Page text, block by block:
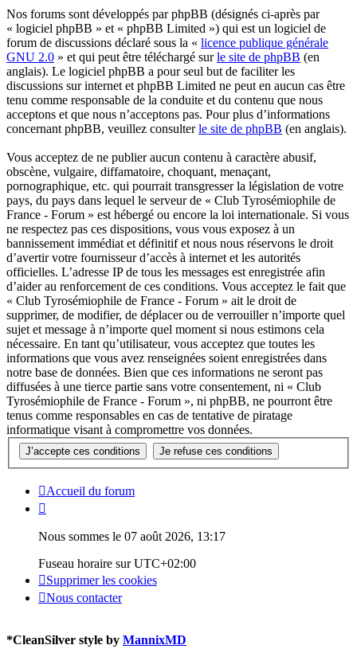
Nos forums sont développés par phpBB (désignés ci-après par
« logiciel phpBB » et « phpBB Limited ») qui est un logiciel de
forum de discussions déclaré sous la « licence publique générale
GNU 2.0 » et qui peut être téléchargé surle site de phpBB (en
anglais). Le logiciel phpBB a pour seul but de faciliter les
discussions sur internet et phpBB Limited ne peut en aucun cas être
tenu comme responsable de la conduite et du contenu que nous
acceptons et que nous n’acceptons pas. Pour plus d’informations
concernant phpBB, veuillez consulterle site de phpBB (en anglais).
Vous acceptez de ne publier aucun contenu à caractère abusif,
obscène, vulgaire, diffamatoire, choquant, menaçant,
pornographique, etc. qui pourrait transgresser la législation de votre
pays, du pays dans lequel le serveur de « Club Tyrosémiophile de
France - Forum » est hébergé ou encore la loi internationale. Si vous
ne respectez pas ces dispositions, vous vous exposez à un
bannissement immédiat et définitif et nous nous réservons le droit
d’avertir votre fournisseur d’accès à internet et les autorités
officielles. L’adresse IP de tous les messages est enregistrée afin
d’aider au renforcement de ces conditions. Vous acceptez le fait que
« Club Tyrosémiophile de France - Forum » ait le droit de
supprimer, de modifier, de déplacer ou de verrouiller n’importe quel
sujet et message à n’importe quel moment si nous estimons cela
nécessaire. En tant qu’utilisateur, vous acceptez que toutes les
informations que vous avez renseignées soient enregistrées dans
notre base de données. Bien que ces informations ne seront pas
diffusées à une tierce partie sans votre consentement, ni « Club
Tyrosémiophile de France - Forum », ni phpBB, ne pourront être
tenus comme responsables en cas de tentative de piratage
informatique visant à compromettre vos données.
Accueil du forum
Nous sommes le 07 août 2026, 13:17
Fuseau horaire surUTC+02:00
Supprimer les cookies
Nous contacter
*CleanSilver style by MannixMD